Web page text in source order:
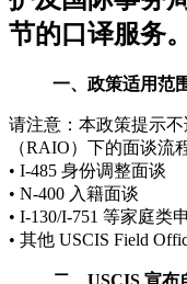
节的口译服务。
一、政策适用范
请注意：本政策提示
（RAIO）下的面谈流
• I-485 身份调整面谈
• N-400 入籍面谈
• I-130/I-751 等家庭类
• 其他 USCIS Field
二、USCIS 宣布